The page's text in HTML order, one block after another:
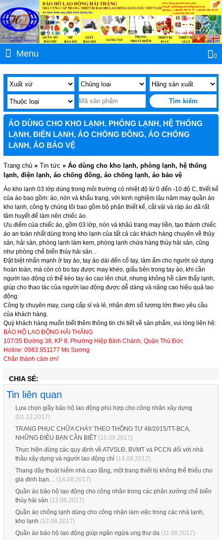
Menu 0
ÁO DÙNG CHO KHO LẠNH, PHÒNG LẠNH, HỆ THỐNG
LẠNH, ĐIỆN LẠNH, ÁO CHỐNG ĐÔNG, ÁO CHỐNG
LẠNH, ÁO BẢO VỆ
Trang chủ» Tin tức » Áo dùng cho kho lạnh, phòng lạnh, hệ thống
lạnh, điện lạnh, áo chống đông, áo chống lạnh, áo bảo vệ
Áo kho lạnh 03 lớp dùng trong môi trường có nhiệt độ từ 0 đến -10 độ C, thiết kế
của áo bao gồm: áo, nón và khẩu trang, với kinh nghiệm lâu năm may quần áo
kho lạnh, công ty chúng tôi bao gồm bộ phận thiết kế, cắt vải và ráp áo đã rất
tâm huyết để làm nên chiếc áo.
Ưu điểm của chiếc áo, gồm 03 lớp, nón và khâủ trang may liền, tạo thành chiếc
áo an toàn nhất dùng trong kho lạnh của tất cả các khách hàng chuyên về thủy
sản, hải sản, phòng lạnh làm kem, phòng lạnh chứa hàng thủy hải sản, cũng
như phòng chế biến thủy hải sản...
Đặt biệt nhấn mạnh ở tay áo, tay áo dài đến cổ tay, làm ấm cho người sử dụng
hoàn toàn, mà còn có bo tay được may khéo, giấu bên trong tay áo, khi cần
người lao động có thể kéo tay áo cao lên chút, nhưng không hề cảm thấy lạnh,
giúp cho thao tác của người lao động được dễ dàng và nâng cao hiệu quả lao
động.
Công ty chuyên may, cung cấp sỉ và lẻ, nhận đơn số lượng lớn theo yêu cầu
của khách hàng.
Quý khách hàng muốn biết thêm thông tin chi tiết về sản phẩm, vui lòng liên hệ:
BẢO HỘ LAO ĐỘNG HẢI THẮNG
107/35 Đường 38, KP 8, Phường Hiệp Bình Chánh, Quận Thủ Đức
Holine: 0983.951177 Ms Sương
Chân thành cảm ơn!
CHIA SẺ:
Tin liên quan
Lựa chọn giầy bảo hộ lao động phù hợp cho công nhân xây dựng
(01.12.2017)
TRANG PHỤC CHỮA CHÁY THEO THÔNG TƯ 48/2015/TT-BCA,
NHỮNG ĐIỀU BẠN CẦN BIẾT(15.09.2017)
Thực hiện đúng các quy định về ATVSLĐ, BVMT và PCCN đối với nhà
thầu xây dựng và người lao động chỉ (14.09.2017)
Thang dây thoát hiểm nhà cao tầng, một trang thiết bị không thể thiếu cho
gia đình bạn… (14.08.2017)
Quần áo bảo hộ lao động cho công nhân trong các phân xưởng chế biến
thủy hải sản (13.08.2017)
Quần áo chống lạnh dùng cho công nhân làm việc trong các nhà lạnh,
kho lạnh (12.08.2017)
Quần áo bảo hộ lao động giúp ngăn ngừa ung thư da(11.08.2017)
Áo dùng cho kho lạnh, phòng lạnh, hệ thống
lạnh, điện lạnh, áo chống đông, áo chống lạnh,
áo bảo vệ
Kính chống tia laser hàng của Mỹ, dùng trong
Băng cảnh báo điện, băng chôn cùng cáp điện,
cuộn rào điện, cuộn nhựa điện, cuộn vàng
Nơi bán nón BHLĐ giá rẻ, nón nhựa cho công
nhân, nón công nhân, nón cam, nón công nhân
Lựa chọn giầy bảo hộ lao động phù hợp cho